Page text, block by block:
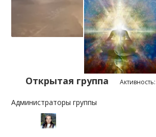
Открытая группа Активность:
Лидеры
Администраторы группы